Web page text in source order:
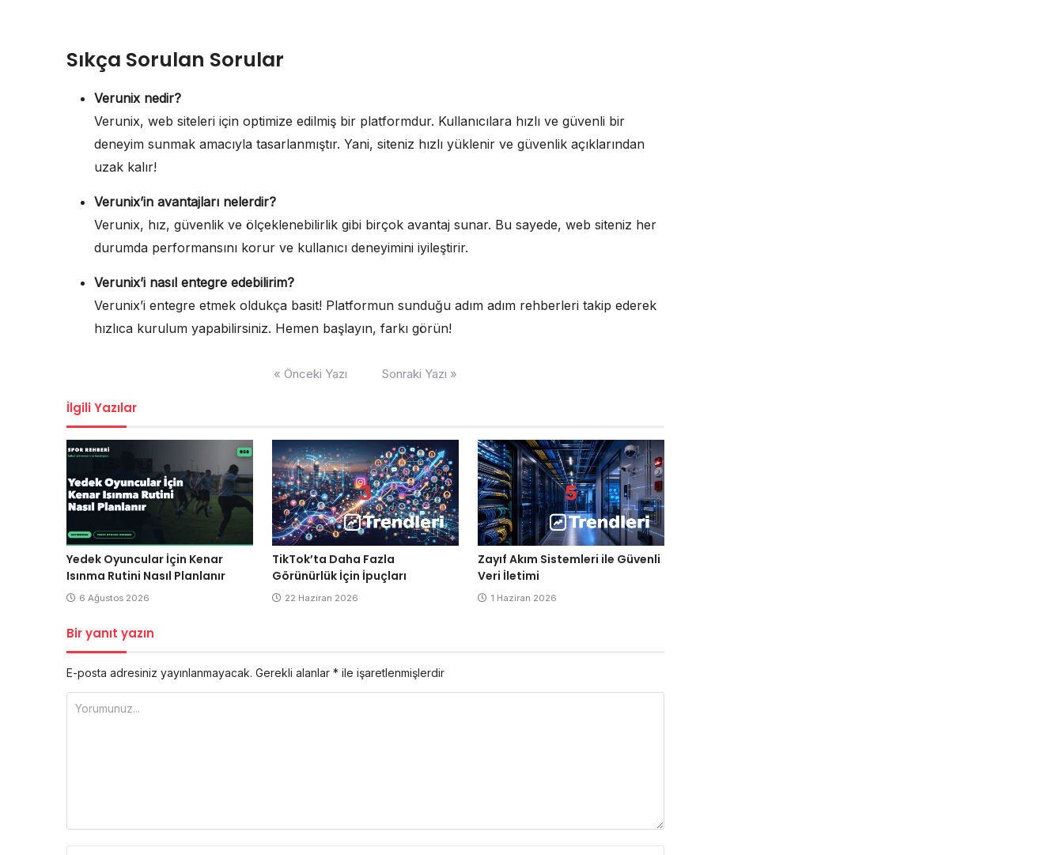
Sıkça Sorulan Sorular
Verunix nedir?
Verunix, web siteleri için optimize edilmiş bir platformdur. Kullanıcılara hızlı ve güvenli bir
deneyim sunmak amacıyla tasarlanmıştır. Yani, siteniz hızlı yüklenir ve güvenlik açıklarından
uzak kalır!
Verunix’in avantajları nelerdir?
Verunix, hız, güvenlik ve ölçeklenebilirlik gibi birçok avantaj sunar. Bu sayede, web siteniz her
durumda performansını korur ve kullanıcı deneyimini iyileştirir.
Verunix’i nasıl entegre edebilirim?
Verunix’i entegre etmek oldukça basit! Platformun sunduğu adım adım rehberleri takip ederek
hızlıca kurulum yapabilirsiniz. Hemen başlayın, farkı görün!
« Önceki Yazı Sonraki Yazı »
İlgili Yazılar
Yedek Oyuncular İçin Kenar
Isınma Rutini Nasıl Planlanır
6 Ağustos 2026
TikTok’ta Daha Fazla
Görünürlük İçin İpuçları
22 Haziran 2026
Zayıf Akım Sistemleri ile Güvenli
Veri İletimi
1 Haziran 2026
Bir yanıt yazın
E-posta adresiniz yayınlanmayacak. Gerekli alanlar * ile işaretlenmişlerdir